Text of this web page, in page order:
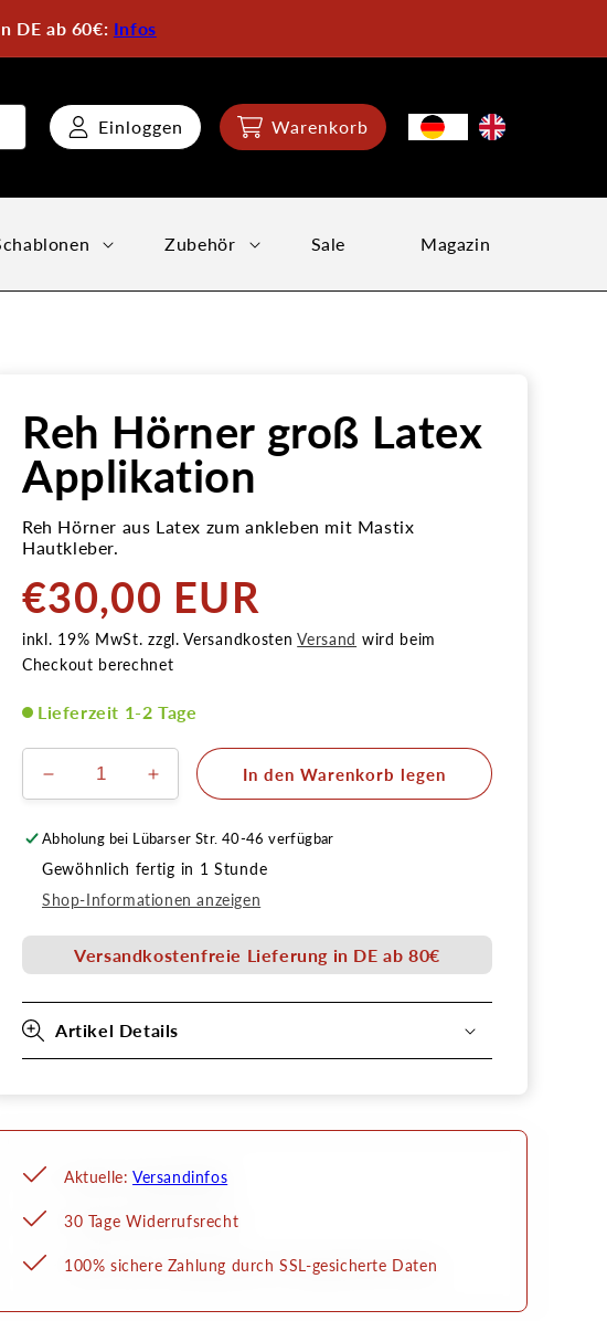
DE ab 60€: Infos
Einloggen Warenkorb
Zubehör Sale Magazin
Reh Hörner groß Latex
Applikation
Reh Hörner aus Latex zum ankleben mit Mastix
Hautkleber.
Normaler
Preis
€30,00 EUR
inkl. 19% MwSt. zzgl. VersandkostenVersand wird beim
Checkout berechnet
Lieferzeit 1-2 Tage
Verringere
die
Menge
Reh
Hörner
Latex
Applikation
Erhöhe
die
Menge
Reh
Hörner
Latex
Applikation
In den Warenkorb legen
Abholung bei Lübarser Str. 40-46 verfügbar
Gewöhnlich fertig in 1 Stunde
Shop-Informationen anzeigen
Versandkostenfreie Lieferung in DE ab 80€
Artikel Details
Aktuelle: Versandinfos
30 Tage Widerrufsrecht
100% sichere Zahlung durch SSL-gesicherte Daten